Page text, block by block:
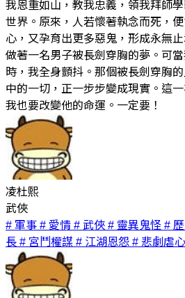
我恩重如山，教我忠義，領我拜師
世界。原來，人若懷著執念而死，
心，又孕育出更多惡鬼，形成永無
做著一名男子被長劍穿胸的夢。可
時，我全身顫抖。那個被長劍穿胸
中的一切，正一步步變成現實。這
我也要改變他的命運。一定要！
凌杜熙
武俠
# 軍事 # 愛情 # 武俠 # 靈異鬼怪 #
長 # 宮鬥權謀 # 江湖恩怨 # 悲劇虐心